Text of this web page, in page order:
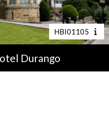
HBI01105
Durango